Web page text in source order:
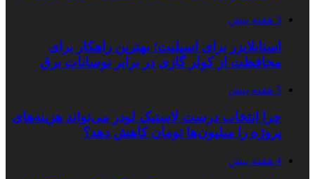
3 هفته پیش
استابلایزر برای اسپلیت؛ بهترین راهکار برای
محافظت از کولر گازی در برابر نوسانات برق
3 هفته پیش
چرا انتخاب درست لاستیک لودر می‌تواند هزینه‌های
پروژه را میلیون‌ها تومان کاهش دهد؟
4 هفته پیش